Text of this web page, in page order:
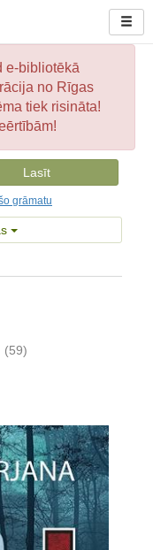
e-bibliotēkā
no Rīgas
tiek risināta!
Lasīt
grāmatu
(59)